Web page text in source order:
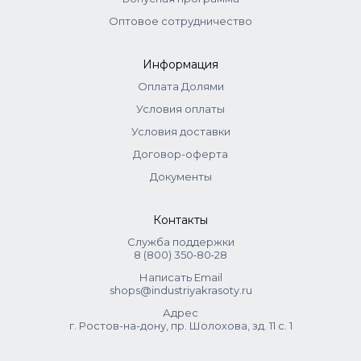
Leaf Juice, Panthenol, Alpha-Glucan Oligosaccharide, PEG-
40 Hydrogenated Castor Oil, Hydroxyacetophenone,
Ferment, Butylene Glycol, Leuconostoc/Radish Root,
Ferment Filtrate, Potassium Sorbate, Citric Acid, Sodium
Оптовое сотрудничество
Информация
Оплата Долями
Условия оплаты
Условия доставки
Договор-оферта
Документы
Контакты
Служба поддержки
8 (800) 350‑80‑28
Написать Email
shops@industriyakrasoty.ru
Адрес
г. Ростов-на-дону, пр. Шолохова, зд. 11 с. 1